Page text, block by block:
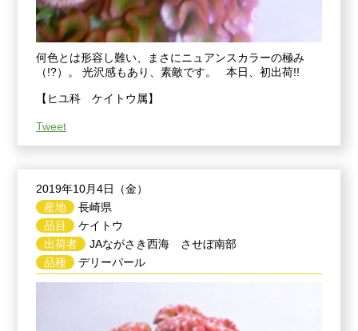
何色とは形容し難い、まさにニュアンスカラーの極み
（!?）。 光沢感もあり、素敵です。 本日、初出荷!!
【ヒユ科 ケイトウ属】
Tweet
2019年10月4日（金）
産地
長崎県
品目
ケイトウ
出荷者
JAながさき西海 させぼ南部
品種
デリーパール